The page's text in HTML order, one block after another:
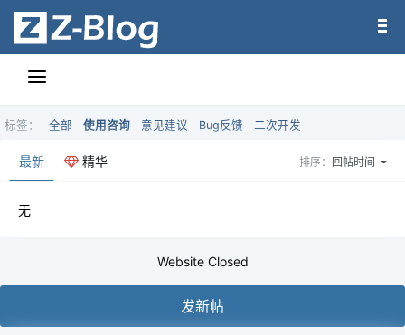
标签： 全部 使用咨询 意见建议 Bug反馈 二次开发
最新 精华 排序： 回帖时间
无
Website Closed
发新帖